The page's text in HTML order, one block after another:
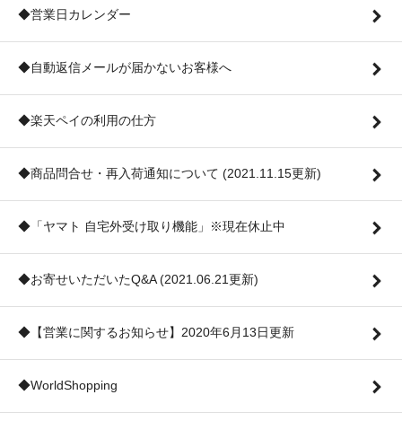
◆営業日カレンダー
◆自動返信メールが届かないお客様へ
◆楽天ペイの利用の仕方
◆商品問合せ・再入荷通知について (2021.11.15更新)
◆「ヤマト 自宅外受け取り機能」※現在休止中
◆お寄せいただいたQ&A (2021.06.21更新)
◆【営業に関するお知らせ】2020年6月13日更新
◆WorldShopping